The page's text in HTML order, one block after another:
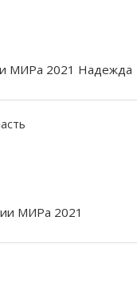
МИРа 2021 Надежда
МИРа 2021